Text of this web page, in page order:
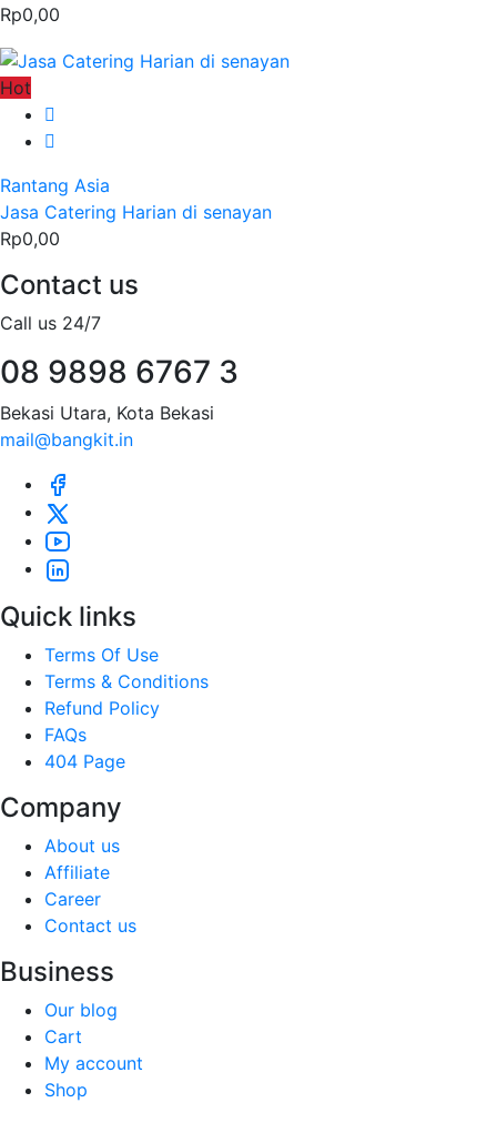
Rp0,00
Hot
Rantang Asia
Jasa Catering Harian di senayan
Rp0,00
Contact us
Call us 24/7
08 9898 6767 3
Bekasi Utara, Kota Bekasi
mail@bangkit.in
Quick links
Terms Of Use
Terms & Conditions
Refund Policy
FAQs
404 Page
Company
About us
Affiliate
Career
Contact us
Business
Our blog
Cart
My account
Shop